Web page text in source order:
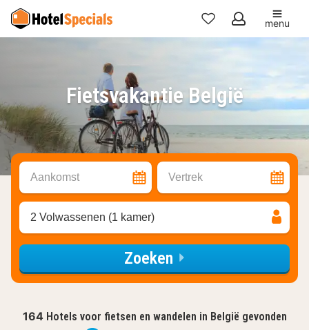
Mijn
menu
Fietsvakantie België
Aankomst Vertrek
2 Volwassenen (1 kamer)
Zoeken
164 Hotels voor fietsen en wandelen in België gevonden